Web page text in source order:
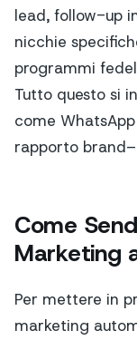
lead, follow-up
nicchie
programmi
Tutto questo si
come
rapporto
Come
Marketing
Per mettere in
marketing